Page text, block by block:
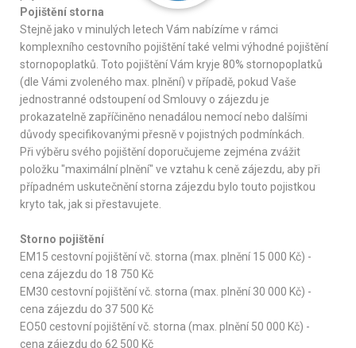
Pojištění storna
Stejně jako v minulých letech Vám nabízíme v rámci
komplexního cestovního pojištění také velmi výhodné pojištění
stornopoplatků. Toto pojištění Vám kryje 80% stornopoplatků
(dle Vámi zvoleného max. plnění) v případě, pokud Vaše
jednostranné odstoupení od Smlouvy o zájezdu je
prokazatelně zapříčiněno nenadálou nemocí nebo dalšími
důvody specifikovanými přesně v pojistných podmínkách.
Při výběru svého pojištění doporučujeme zejména zvážit
položku "maximální plnění" ve vztahu k ceně zájezdu, aby při
případném uskutečnění storna zájezdu bylo touto pojistkou
kryto tak, jak si přestavujete.
Storno pojištění
EM15 cestovní pojištění vč. storna (max. plnění 15 000 Kč) -
cena zájezdu do 18 750 Kč
EM30 cestovní pojištění vč. storna (max. plnění 30 000 Kč) -
cena zájezdu do 37 500 Kč
EO50 cestovní pojištění vč. storna (max. plnění 50 000 Kč) -
cena zájezdu do 62 500 Kč